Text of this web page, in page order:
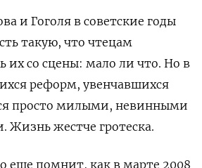
и Гоголя в советские годы
такую, что чтецам
их со сцены: мало ли что. Но в
реформ, увенчавшихся
просто милыми, невинными
Жизнь жестче гротеска.
еще помнит, как в марте 2008